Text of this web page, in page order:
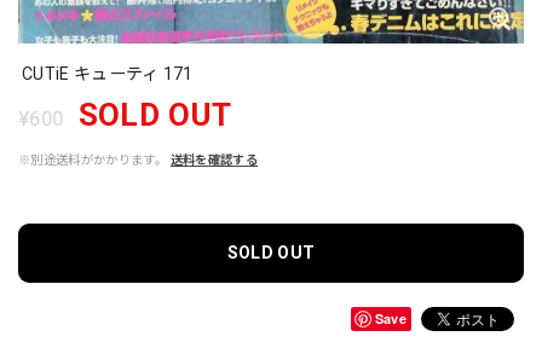
CUTiE キューティ 171
¥600 SOLD OUT
※別途送料がかかります。 送料を確認する
SOLD OUT
Save